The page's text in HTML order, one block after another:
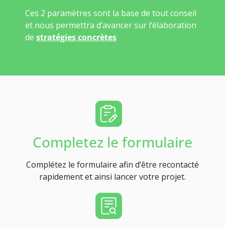
Ces 2 paramètres sont la base de tout conseil
et nous permettra d’avancer sur l’élaboration
de stratégies concrètes
Completez le formulaire
Complétez le formulaire afin d’être recontacté
rapidement et ainsi lancer votre projet.